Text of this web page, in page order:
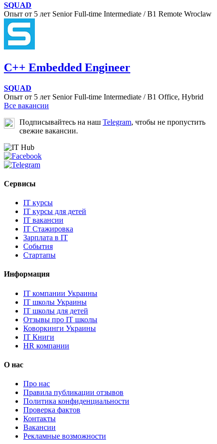
SQUAD
Опыт от 5 лет Senior Full-time Intermediate / B1 Remote Wroclaw
C++ Embedded Engineer
SQUAD
Опыт от 5 лет Senior Full-time Intermediate / B1 Office, Hybrid
Все вакансии
Подписывайтесь на наш Telegram, чтобы не пропустить
свежие вакансии.
Сервисы
IT курсы
IT курсы для детей
IT вакансии
IT Стажировка
Зарплата в IT
События
Стартапы
Информация
IT компании Украины
IT школы Украины
IT школы для детей
Отзывы про IT школы
Коворкинги Украины
IT Книги
HR компании
О нас
Про нас
Правила публикации отзывов
Политика конфиденциальности
Проверка фактов
Контакты
Вакансии
Рекламные возможности